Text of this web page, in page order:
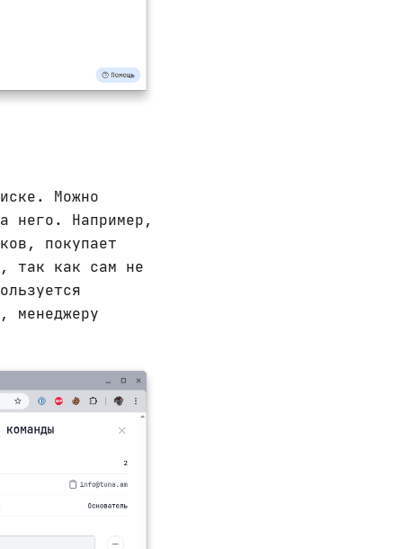
Можно
него. Например,
покупает
так как сам не
менеджеру